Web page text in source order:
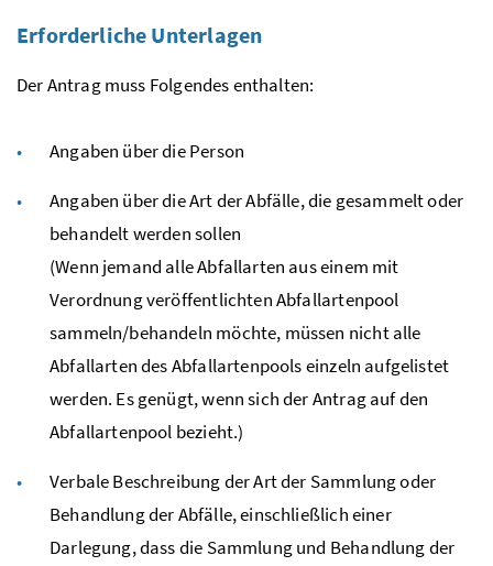
Erforderliche Unterlagen
Der Antrag muss Folgendes enthalten:
Angaben über die Person
Angaben über die Art der Abfälle, die gesammelt oder
behandelt werden sollen
(Wenn jemand alle Abfallarten aus einem mit
Verordnung veröffentlichten Abfallartenpool
sammeln/behandeln möchte, müssen nicht alle
Abfallarten des Abfallartenpools einzeln aufgelistet
werden. Es genügt, wenn sich der Antrag auf den
Abfallartenpool bezieht.)
Verbale Beschreibung der Art der Sammlung oder
Behandlung der Abfälle, einschließlich einer
Darlegung, dass die Sammlung und Behandlung der